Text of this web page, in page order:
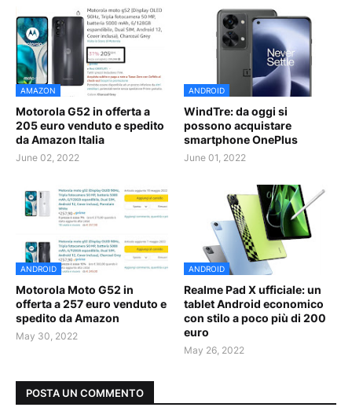
AMAZON
Motorola G52 in offerta a
205 euro venduto e spedito
da Amazon Italia
June 02, 2022
ANDROID
WindTre: da oggi si
possono acquistare
smartphone OnePlus
June 01, 2022
ANDROID
Motorola Moto G52 in
offerta a 257 euro venduto e
spedito da Amazon
May 30, 2022
ANDROID
Realme Pad X ufficiale: un
tablet Android economico
con stilo a poco più di 200
euro
May 26, 2022
POSTA UN COMMENTO